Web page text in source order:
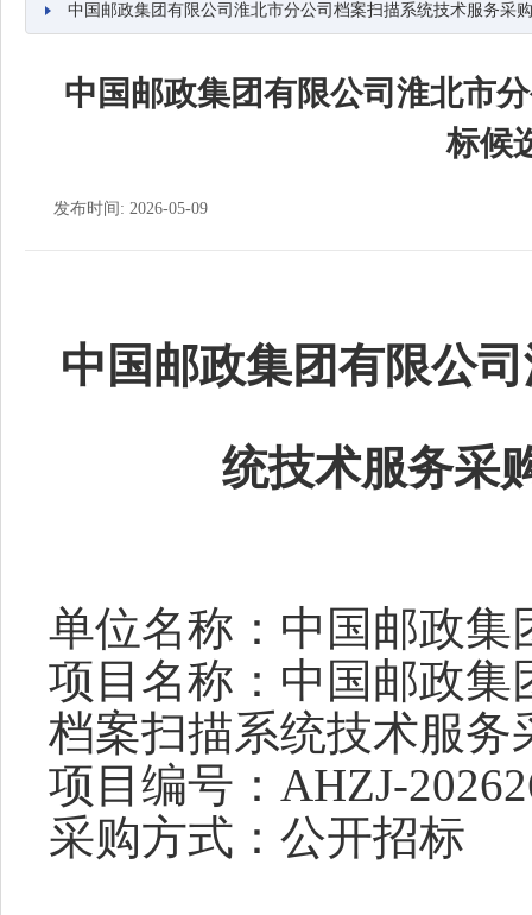
中国邮政集团有限公司淮北市分公司档案扫描系统技术服务采
中国邮政集团有限公司淮北市
标候
发布时间: 2026-05-09
中国邮政集团有限公
统技术服务采
单位名称： 中国邮政集
项目名称： 中国邮政集
档案扫描系统技术服务
项目编号： AHZJ-
采购方式： 公开招标